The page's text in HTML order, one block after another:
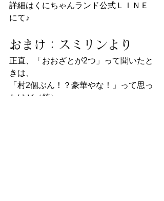
詳細はくにちゃんランド公式ＬＩＮＥ
にて♪
おまけ：スミリンより
正直、「おおざとが2つ」って聞いたと
きは、
「村2個ぶん！？豪華やな！」って思っ
たけど（笑）